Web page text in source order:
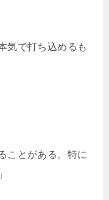
気で打ち込めるも
ことがある。特に